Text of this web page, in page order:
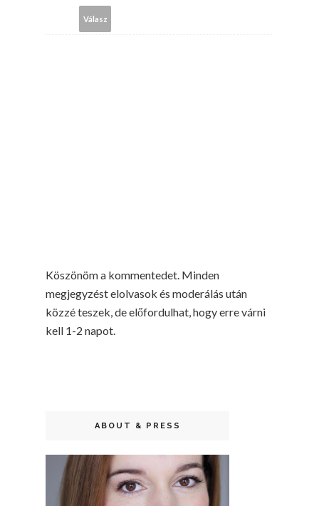
Válasz
Köszönöm a kommentedet. Minden
megjegyzést elolvasok és moderálás után
közzé teszek, de előfordulhat, hogy erre várni
kell 1-2 napot.
ABOUT & PRESS